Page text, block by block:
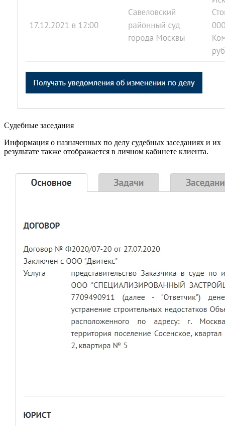
Судебные заседания
Информация о назначенных по делу судебных заседаниях и их
результате также отображается в личном кабинете клиента.